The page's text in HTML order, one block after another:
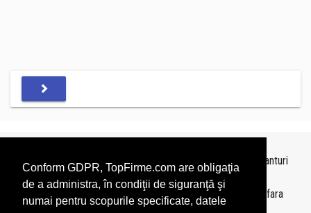
Conform GDPR, TopFirme.com are obligaţia
de a administra, în condiţii de siguranţă şi
numai pentru scopurile specificate, datele
Topurile sunt realizate deTopFirme
pe baza ultimelor bilanturi
depuse si au scop informativ.
Este interzisa folosirea topurilor fara acordul TopFirme si fara